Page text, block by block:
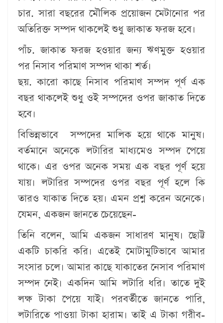
চার. সারা বছরের মৌলিক প্রয়োজন মেটানোর পর
অতিরিক্ত সম্পদ থাকলেই শুধু জাকাত ফরজ হবে।
পাঁচ. জাকাত ফরজ হওয়ার জন্য ঋণমুক্ত হওয়ার
পর নিসাব পরিমাণ সম্পদ থাকা শর্ত।
ছয়. কারো কাছে নিসাব পরিমাণ সম্পদ পূর্ণ এক
বছর থাকলেই শুধু ওই সম্পদের ওপর জাকাত দিতে
হবে।
বিভিন্নভাবে সম্পদের মালিক হয়ে থাকে মানুষ।
বর্তমানে অনেকে লটারির মাধ্যমেও সম্পদ পেয়ে
থাকে। এর ওপর অনেক সময় এক বছর পূর্ণ হয়ে
যায়। লটারির সম্পদের ওপর বছর পূর্ণ হলে কি
তারও যাকাত দিতে হয়। এমন প্রশ্ন করেন অনেকে।
যেমন, একজন জানতে চেয়েছেন-
তিনি বলেন, আমি একজন সাধারণ মানুষ। ছোট্ট
একটি চাকরি করি। এতেই মোটামুটিভাবে আমার
সংসার চলে। আমার কাছে যাকাতের নেসাব পরিমাণ
সম্পদ নেই। একদিন আমি লটারি ধরি। তাতে দুই
লক্ষ টাকা পেয়ে যাই। পরবর্তীতে জানতে পারি,
লটারিতে পাওয়া টাকা হারাম। তাই এ টাকা গরীব-